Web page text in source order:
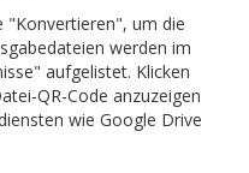
"Konvertieren", um die
werden im
aufgelistet. Klicken
QR-Code anzuzeigen
wie Google Drive